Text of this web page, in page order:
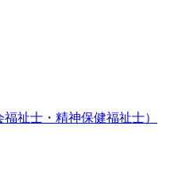
祉士・精神保健福祉士）